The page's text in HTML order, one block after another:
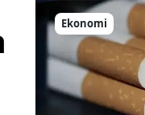
Ekonomi